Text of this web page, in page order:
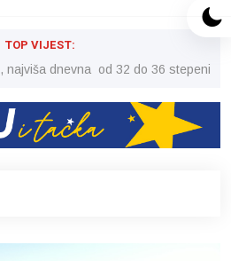
TOP VIJEST:
najviša dnevna od 32 do 36 stepeni